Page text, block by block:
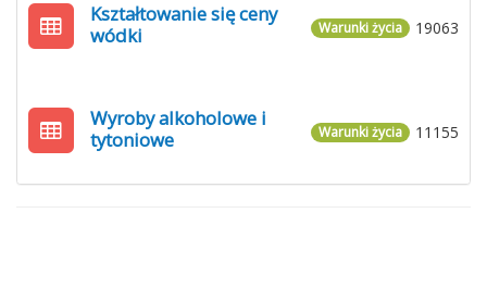
19063
Warunki życia
Kształtowanie się ceny
wódki
11155
Warunki życia
Wyroby alkoholowe i
tytoniowe